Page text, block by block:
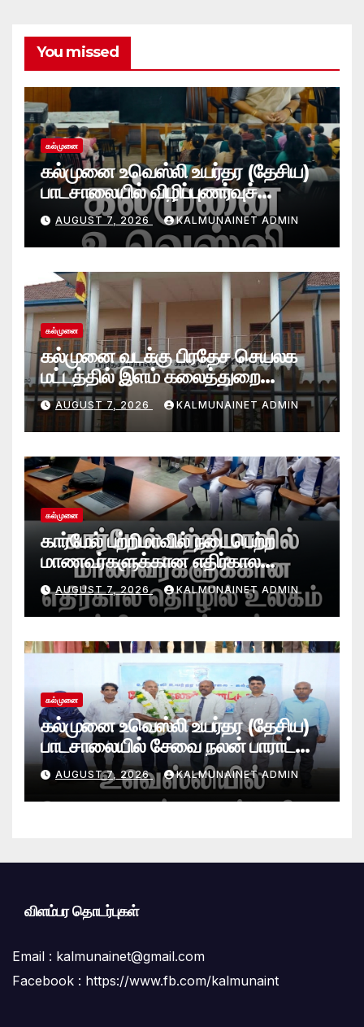
You missed
கல்முனை
கல்முனை உவெஸ்லி உயர்தர (தேசிய)
பாடசாலையில் விழிப்புணர்வுச்
செயலமர்வு
AUGUST 7, 2026 KALMUNAINET ADMIN
கல்முனை
கல்முனை வடக்கு பிரதேச செயலக
மட்டத்தில் இளம் கலைத்துறை
சாதனையாளர்களை உருவாக்கும்
தேசியஇளைஞர்விருது_விழா 2026
AUGUST 7, 2026 KALMUNAINET ADMIN
கல்முனை
கார்மேல் பற்றிமாவில் நடைபெற்ற
மாணவர்களுக்கான எதிர்கால
தொழில் உலகம் பற்றிய கருத்தரங்கு
AUGUST 7, 2026 KALMUNAINET ADMIN
கல்முனை
கல்முனை உவெஸ்லி உயர்தர (தேசிய)
பாடசாலையில் சேவை நலன் பாராட்டு
விழா சிறப்பாக நடைபெற்றது
AUGUST 7, 2026 KALMUNAINET ADMIN
விளம்பர தொடர்புகள்
Email : kalmunainet@gmail.com
Facebook : https://www.fb.com/kalmunaint